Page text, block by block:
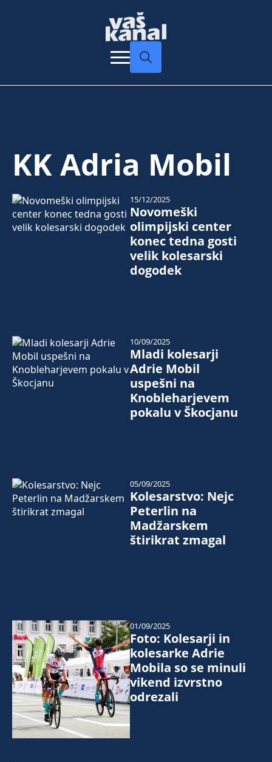
KK Adria Mobil
Novomeški
olimpijski center
konec tedna gosti
velik kolesarski
dogodek
15/12/2025
Mladi kolesarji
Adrie Mobil
uspešni na
Knobleharjevem
pokalu v Škocjanu
10/09/2025
Kolesarstvo: Nejc
Peterlin na
Madžarskem
štirikrat zmagal
05/09/2025
Foto: Kolesarji in
kolesarke Adrie
Mobila so se minuli
vikend izvrstno
odrezali
01/09/2025